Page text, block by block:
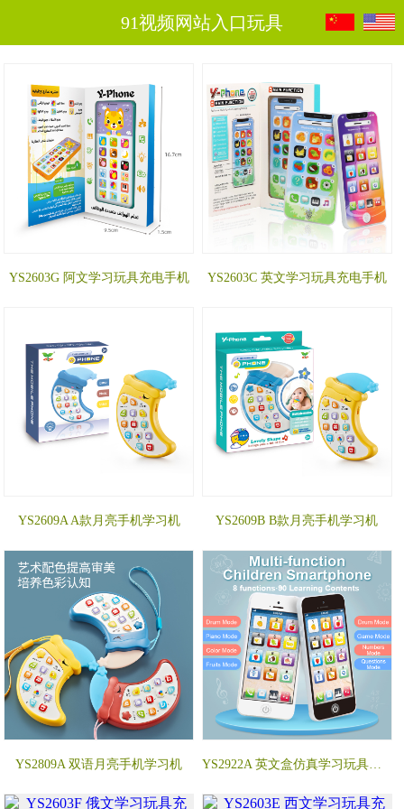
91视频网站入口玩具
YS2603G 阿文学习玩具充电手机 YS2603C 英文学习玩具充电手机
YS2609A A款月亮手机学习机 YS2609B B款月亮手机学习机
YS2809A 双语月亮手机学习机 YS2922A 英文盒仿真学习玩具手机